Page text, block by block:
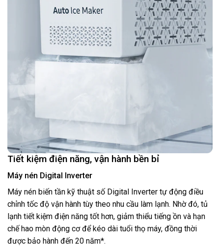
Tiết kiệm điện năng, vận hành bền bỉ
Máy nén Digital Inverter
Máy nén biến tần kỹ thuật số Digital Inverter tự động điều
chỉnh tốc độ vận hành tùy theo nhu cầu làm lạnh. Nhờ đó, tủ
lạnh tiết kiệm điện năng tốt hơn, giảm thiểu tiếng ồn và hạn
chế hao mòn động cơ để kéo dài tuổi thọ máy, đồng thời
được bảo hành đến 20 năm*.